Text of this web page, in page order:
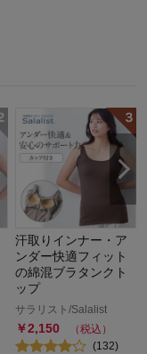
汗取りインナー・ア
ンダー快適フィット
の綿混ブラタンクト
ップ
サラリスト/Salalist
￥2,150
（税込）
(132)